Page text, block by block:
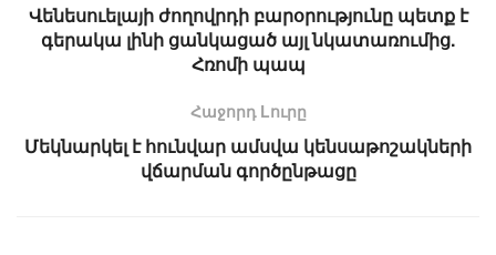
Վենեսուելայի ժողովրդի բարօրությունը պետք է
գերակա լինի ցանկացած այլ նկատառումից.
Հռոմի պապ
Հաջորդ Lուրը
Մեկնարկել է հունվար ամսվա կենսաթոշակների
վճարման գործընթացը